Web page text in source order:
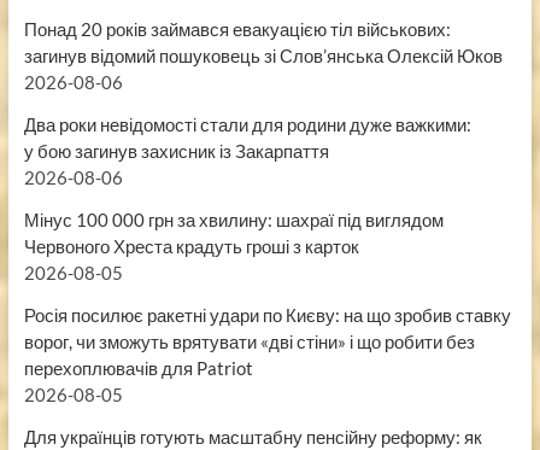
Понад 20 років займався евакуацією тіл військових:
загинув відомий пошуковець зі Слов’янська Олексій Юков
2026-08-06
Два роки невідомості стали для родини дуже важкими:
у бою загинув захисник із Закарпаття
2026-08-06
Мінус 100 000 грн за хвилину: шахраї під виглядом
Червоного Хреста крадуть гроші з карток
2026-08-05
Росія посилює ракетні удари по Києву: на що зробив ставку
ворог, чи зможуть врятувати «дві стіни» і що робити без
перехоплювачів для Patriot
2026-08-05
Для українців готують масштабну пенсійну реформу: як